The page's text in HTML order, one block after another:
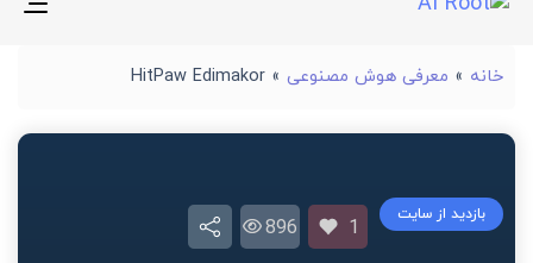
خانه » معرفی هوش مصنوعی »
HitPaw Edimakor
بازدید از سایت
1
896